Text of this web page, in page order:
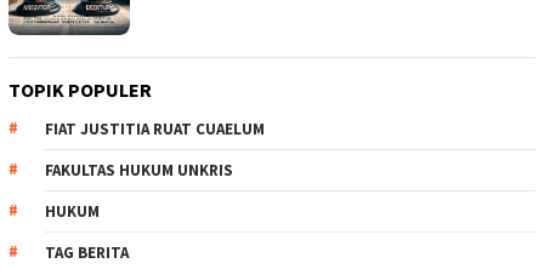
TOPIK POPULER
FIAT JUSTITIA RUAT CUAELUM
FAKULTAS HUKUM UNKRIS
HUKUM
TAG BERITA